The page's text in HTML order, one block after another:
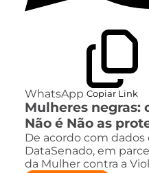
WhatsApp Copiar Link
Mulheres negras:
Não é Não as
De acordo com
DataSenado, em
da Mulher contra a